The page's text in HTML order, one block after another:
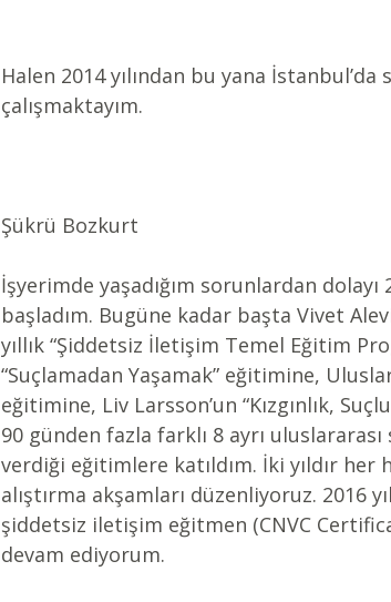
Halen 2014 yılından bu yana
çalışmaktayım.
Şükrü Bozkurt
İşyerimde yaşadığım sorunlardan
başladım. Bugüne kadar başta Vivet
yıllık “Şiddetsiz İletişim Temel Eğitim
“Suçlamadan Yaşamak” eğitimine,
eğitimine, Liv Larsson’un “Kızgınlık,
90 günden fazla farklı 8 ayrı
verdiği eğitimlere katıldım. İki yıldır
alıştırma akşamları düzenliyoruz. 2016
şiddetsiz iletişim eğitmen (CNVC
devam ediyorum.